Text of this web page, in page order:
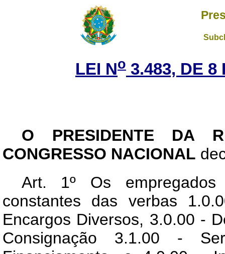
LEI No 3.483, DE 8
O PRESIDENTE DA
CONGRESSO NACIONAL
Art. 1º Os
constantes das verbas
Encargos Diversos, 3.0.00 -
Consignação 3.1.00 -